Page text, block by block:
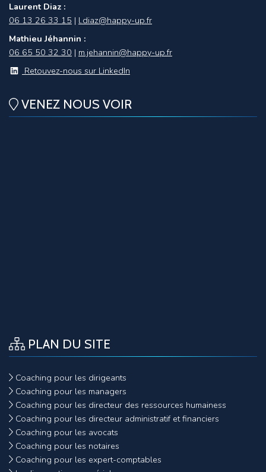
Laurent Diaz :
06 13 26 33 15 | l.diaz@happy-up.fr
Mathieu Jéhannin :
06 65 50 32 30 | m.jehannin@happy-up.fr
Retouvez-nous sur LinkedIn
VENEZ NOUS VOIR
PLAN DU SITE
Coaching pour les dirigeants
Coaching pour les managers
Coaching pour les directeur des ressources humainess
Coaching pour les directeur administratif et financiers
Coaching pour les avocats
Coaching pour les notaires
Coaching pour les expert-comptables